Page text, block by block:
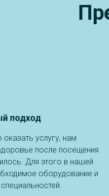
подход
услугу, нам
после посещения
Для этого в нашей
оборудование и